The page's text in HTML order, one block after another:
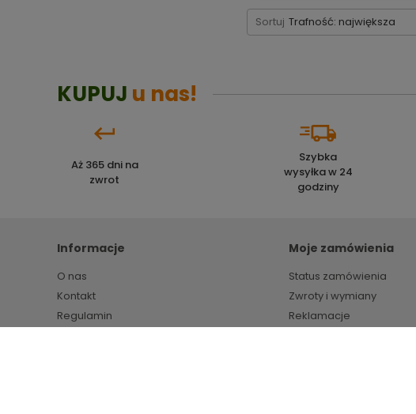
Sortuj Trafność: największa
KUPUJ u nas!
Aż 365 dni na
zwrot
Szybka
wysyłka w 24
godziny
Informacje
O nas
Kontakt
Regulamin
Moje zamówienia
Status zamówienia
Zwroty i wymiany
Reklamacje